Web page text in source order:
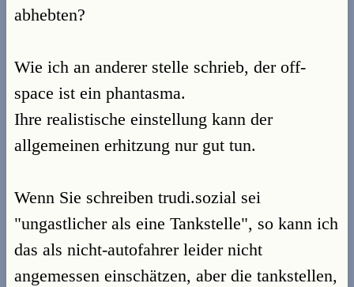
abhebten?
Wie ich an anderer stelle schrieb, der off-
space ist ein phantasma.
Ihre realistische einstellung kann der
allgemeinen erhitzung nur gut tun.
Wenn Sie schreiben trudi.sozial sei
"ungastlicher als eine Tankstelle", so kann ich
das als nicht-autofahrer leider nicht
angemessen einschätzen, aber die tankstellen,